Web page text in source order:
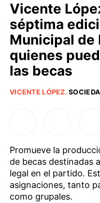
BUENOS AIRES
PROVINCIAS
Vicente
séptima
Municipal de
quienes
las becas
VICENTE LÓPEZ.
Promueve la
de becas destinadas
legal en el partido.
asignaciones, tanto
como grupales.